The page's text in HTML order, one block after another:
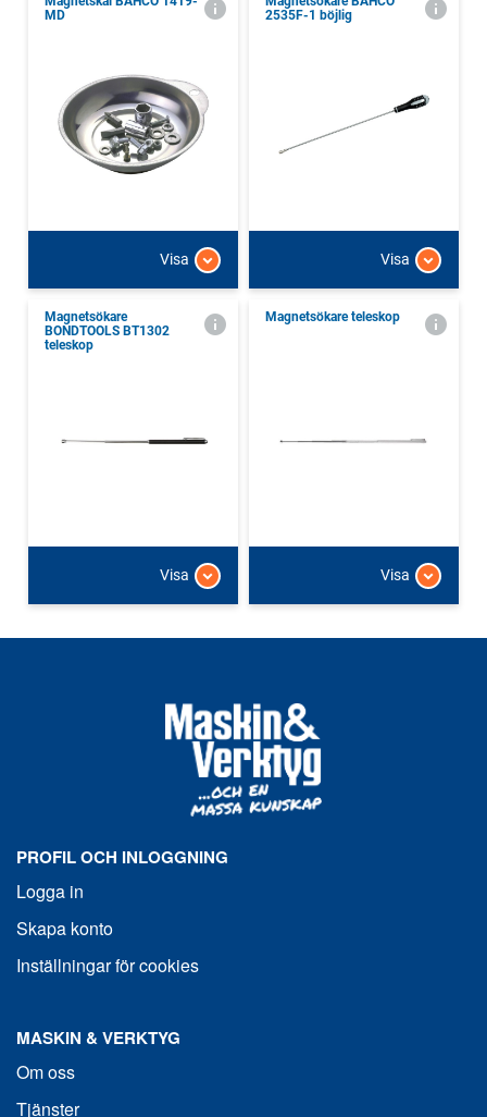
MD
Visa
2535F-1 böjlig
Visa
Magnetsökare
BONDTOOLS BT1302
teleskop
Visa
Magnetsökare teleskop
Visa
PROFIL OCH INLOGGNING
Logga in
Skapa konto
Inställningar för cookies
MASKIN & VERKTYG
Om oss
Tjänster